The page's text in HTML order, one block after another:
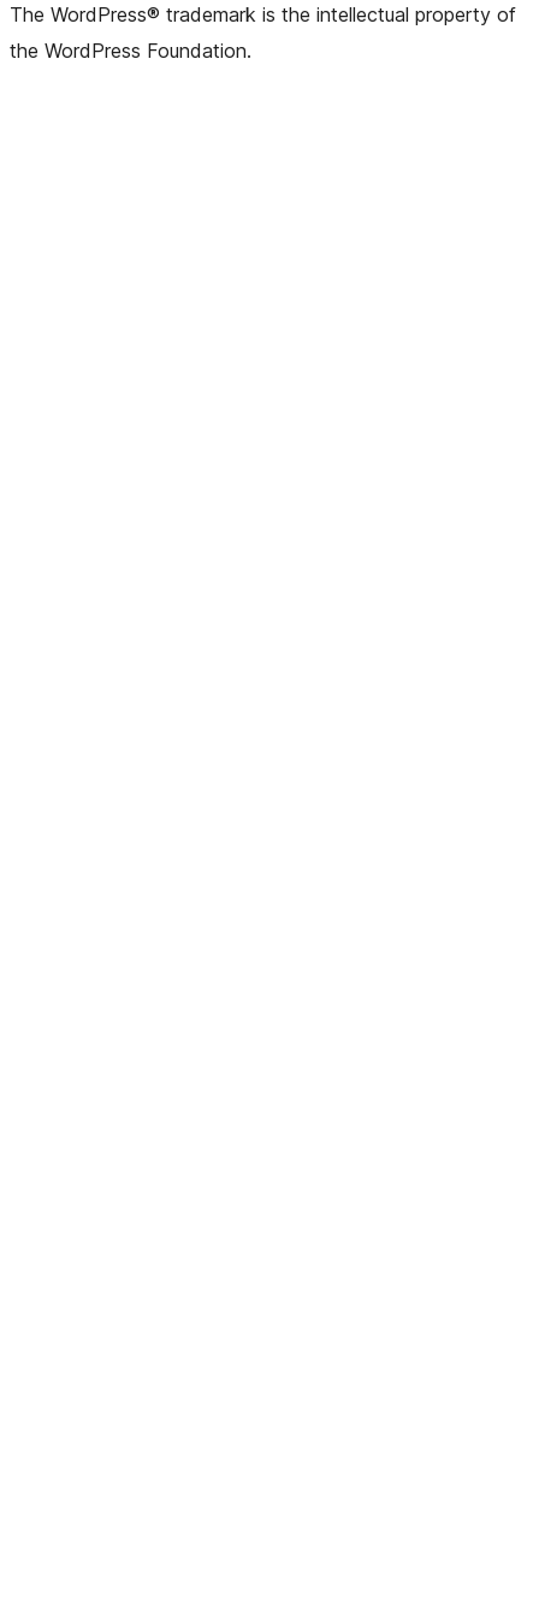
The WordPress® trademark is the intellectual property of
the WordPress Foundation.